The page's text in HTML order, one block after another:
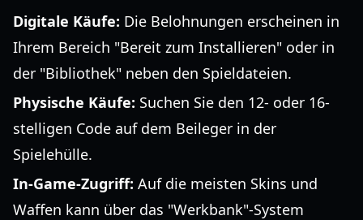
Digitale Käufe: Die Belohnungen erscheinen in
Ihrem Bereich "Bereit zum Installieren" oder in
der "Bibliothek" neben den Spieldateien.
Physische Käufe: Suchen Sie den 12- oder 16-
stelligen Code auf dem Beileger in der
Spielehülle.
In-Game-Zugriff: Auf die meisten Skins und
Waffen kann über das "Werkbank"-System